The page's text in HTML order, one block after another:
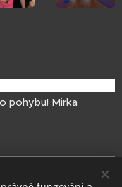
pohybu! Mirka